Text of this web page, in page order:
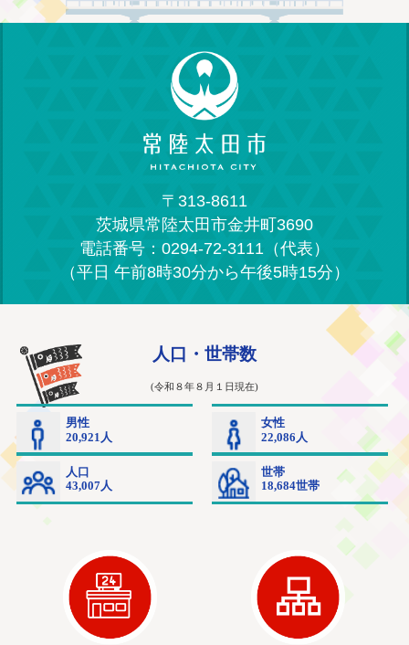
〒313-8611
茨城県常陸太田市金井町3690
電話番号：0294-72-3111（代表）
（平日 午前8時30分から午後5時15分）